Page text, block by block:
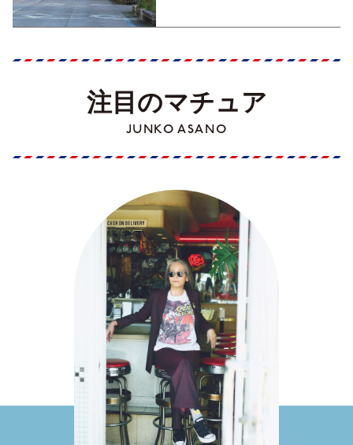
注目のマチュア
JUNKO ASANO